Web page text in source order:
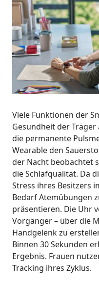
Viele Funktionen der
Gesundheit der
die permanente
Wearable den
der Nacht beobachtet
die Schlafqualität. Da
Stress ihres Besitzers
Bedarf Atemübungen
präsentieren. Die Uhr
Vorgänger – über die
Handgelenk zu
Binnen 30 Sekunden
Ergebnis. Frauen
Tracking ihres Zyklus.